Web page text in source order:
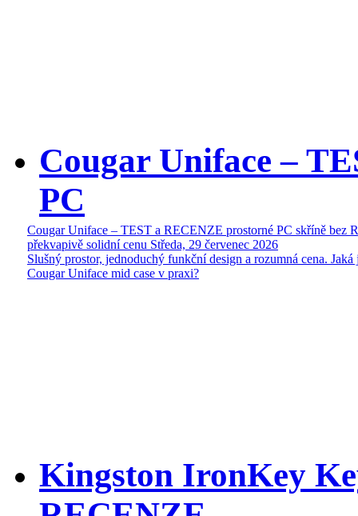
Cougar Uniface –
PC
Cougar Uniface – TEST a RECENZE prostorné PC skříně bez
překvapivě solidní cenu Středa, 29 červenec 2026
Slušný prostor, jednoduchý funkční design a rozumná cena. Jaká
Cougar Uniface mid case v praxi?
Kingston IronKey